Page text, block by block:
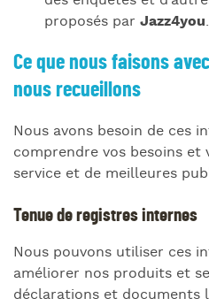
proposés par Jazz4you.
Ce que nous faisons
nous recueillons
Nous avons besoin de ces
comprendre vos besoins
service et de meilleures
Tenue de registres internes
Nous pouvons utiliser ces
améliorer nos produits et
déclarations et documents